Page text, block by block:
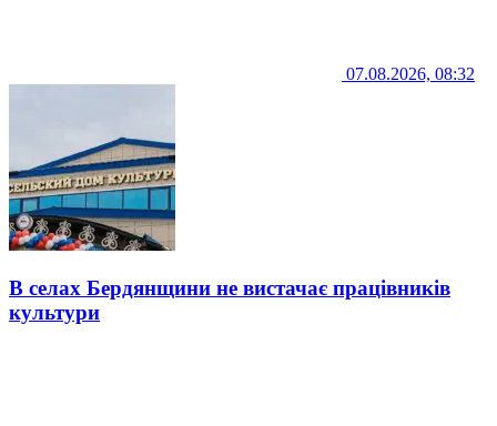
07.08.2026, 08:32
В селах Бердянщини не вистачає працівників
культури